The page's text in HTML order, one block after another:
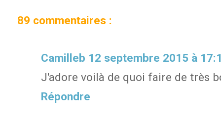
89 commentaires :
Camilleb 12 septembre 2015 à
J'adore voilà de quoi faire de très
Répondre